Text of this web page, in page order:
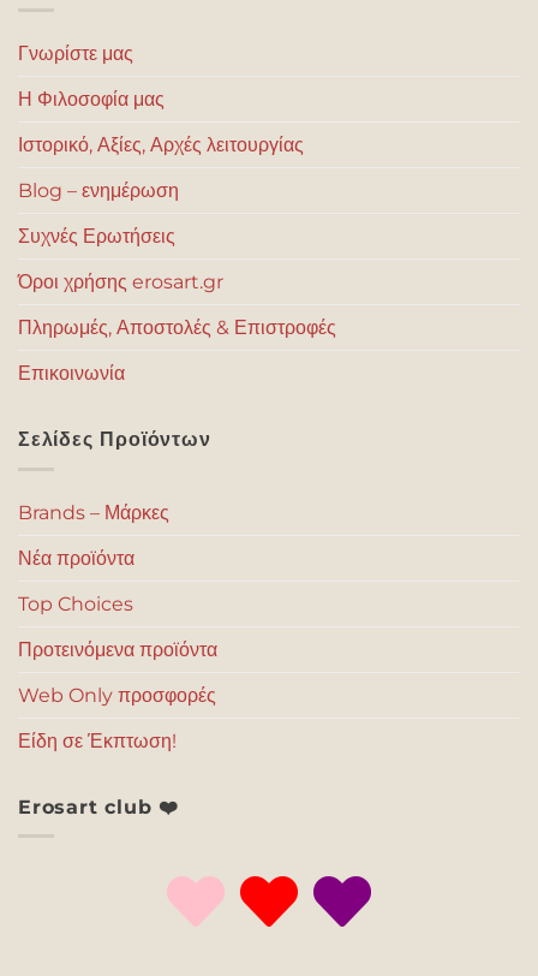
Γνωρίστε μας
Η Φιλοσοφία μας
Ιστορικό, Αξίες, Αρχές λειτουργίας
Blog – ενημέρωση
Συχνές Ερωτήσεις
Όροι χρήσης erosart.gr
Πληρωμές, Αποστολές & Επιστροφές
Επικοινωνία
Σελίδες Προϊόντων
Brands – Μάρκες
Νέα προϊόντα
Top Choices
Προτεινόμενα προϊόντα
Web Only προσφορές
Είδη σε Έκπτωση!
Erosart club ❤️